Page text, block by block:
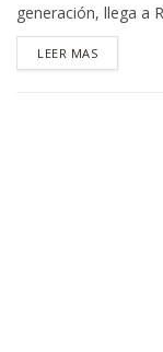
generación, llega a
LEER MASDETAILS